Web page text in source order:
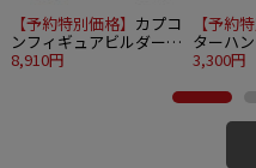
【予約特別価格】 カプコ
ンフィギュアビルダー
モンスターハンター ス
THE BEST ～Vol. 25・26
8,910円
【予約
ターハ
アイルー
3,300円